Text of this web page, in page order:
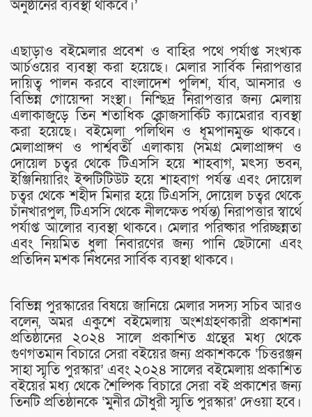
অনুষ্ঠানের ব্যবস্থা থাকবে।’
এছাড়াও বইমেলার প্রবেশ ও বাহির পথে পর্যাপ্ত সংখ্যক
আর্চওয়ের ব্যবস্থা করা হয়েছে। মেলার সার্বিক নিরাপত্তার
দায়িত্ব পালন করবে বাংলাদেশ পুলিশ, র্যাব, আনসার ও
বিভিন্ন গোয়েন্দা সংস্থা। নিশ্ছিদ্র নিরাপত্তার জন্য মেলায়
এলাকাজুড়ে তিন শতাধিক ক্লোজসার্কিট ক্যামেরার ব্যবস্থা
করা হয়েছে। বইমেলা পলিথিন ও ধূমপানমুক্ত থাকবে।
মেলাপ্রাঙ্গণ ও পার্শ্ববর্তী এলাকায় (সমগ্র মেলাপ্রাঙ্গণ ও
দোয়েল চত্বর থেকে টিএসসি হয়ে শাহবাগ, মৎস্য ভবন,
ইঞ্জিনিয়ারিং ইন্সটিটিউট হয়ে শাহবাগ পর্যন্ত এবং দোয়েল
চত্বর থেকে শহীদ মিনার হয়ে টিএসসি, দোয়েল চত্বর থেকে
চাঁনখারপুল, টিএসসি থেকে নীলক্ষেত পর্যন্ত) নিরাপত্তার স্বার্থে
পর্যাপ্ত আলোর ব্যবস্থা থাকবে। মেলার পরিষ্কার পরিচ্ছন্নতা
এবং নিয়মিত ধুলা নিবারণের জন্য পানি ছেটানো এবং
প্রতিদিন মশক নিধনের সার্বিক ব্যবস্থা থাকবে।
বিভিন্ন পুরস্কারের বিষয়ে জানিয়ে মেলার সদস্য সচিব আরও
বলেন, অমর একুশে বইমেলায় অংশগ্রহণকারী প্রকাশনা
প্রতিষ্ঠানের ২০২৪ সালে প্রকাশিত গ্রন্থের মধ্য থেকে
গুণগতমান বিচারে সেরা বইয়ের জন্য প্রকাশককে ‘চিত্তরঞ্জন
সাহা স্মৃতি পুরস্কার’ এবং ২০২৪ সালের বইমেলায় প্রকাশিত
বইয়ের মধ্য থেকে শৈল্পিক বিচারে সেরা বই প্রকাশের জন্য
তিনটি প্রতিষ্ঠানকে ‘মুনীর চৌধুরী স্মৃতি পুরস্কার’ দেওয়া হবে।